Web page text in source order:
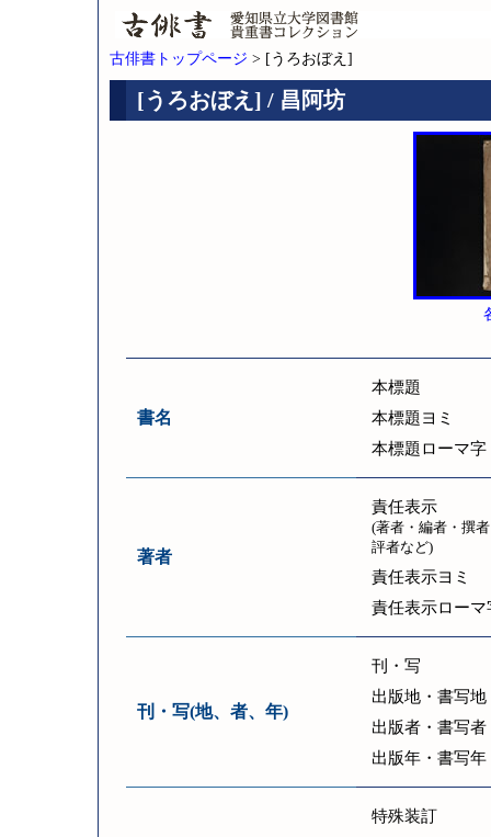
古俳書トップページ > [うろおぼえ]
[うろおぼえ] / 昌阿坊
書名
本標題
本標題ヨミ
本標題ローマ字
著者
責任表示
(著者・編者・撰
評者など)
責任表示ヨミ
責任表示ローマ
刊・写(地、者、年)
刊・写
出版地・書写地
出版者・書写者
出版年・書写年
特殊装訂